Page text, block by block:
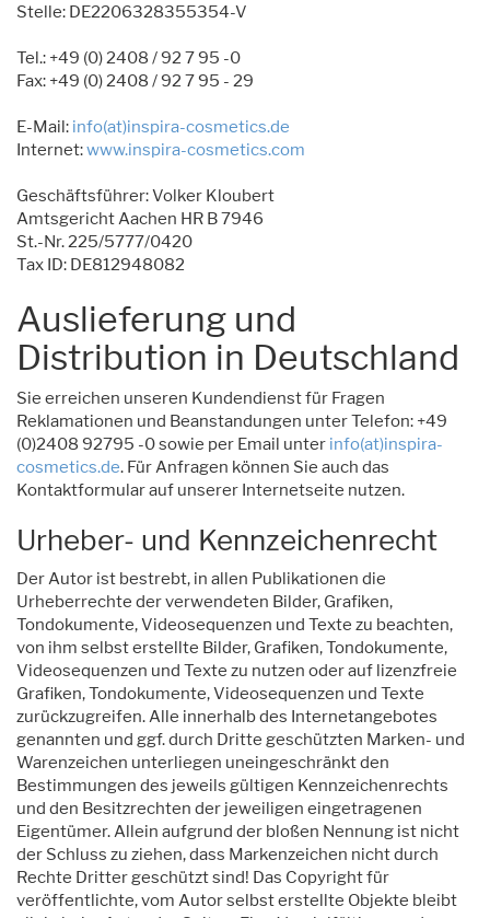
Stelle: DE2206328355354-V
Tel.: +49 (0) 2408 / 92 7 95 -0
Fax: +49 (0) 2408 / 92 7 95 - 29
E-Mail: info(at)inspira-cosmetics.de
Internet:www.inspira-cosmetics.com
Geschäftsführer: Volker Kloubert
Amtsgericht Aachen HR B 7946
St.-Nr. 225/5777/0420
Tax ID: DE812948082
Auslieferung und
Distribution in Deutschland
Sie erreichen unseren Kundendienst für Fragen
Reklamationen und Beanstandungen unter Telefon: +49
(0)2408 92795 -0 sowie per Email unter info(at)inspira-
cosmetics.de. Für Anfragen können Sie auch das
Kontaktformular auf unserer Internetseite nutzen.
Urheber- und Kennzeichenrecht
Der Autor ist bestrebt, in allen Publikationen die
Urheberrechte der verwendeten Bilder, Grafiken,
Tondokumente, Videosequenzen und Texte zu beachten,
von ihm selbst erstellte Bilder, Grafiken, Tondokumente,
Videosequenzen und Texte zu nutzen oder auf lizenzfreie
Grafiken, Tondokumente, Videosequenzen und Texte
zurückzugreifen. Alle innerhalb des Internetangebotes
genannten und ggf. durch Dritte geschützten Marken- und
Warenzeichen unterliegen uneingeschränkt den
Bestimmungen des jeweils gültigen Kennzeichenrechts
und den Besitzrechten der jeweiligen eingetragenen
Eigentümer. Allein aufgrund der bloßen Nennung ist nicht
der Schluss zu ziehen, dass Markenzeichen nicht durch
Rechte Dritter geschützt sind! Das Copyright für
veröffentlichte, vom Autor selbst erstellte Objekte bleibt